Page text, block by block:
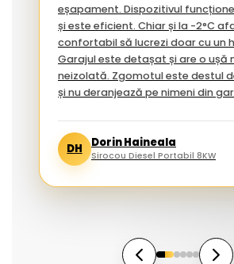
eșapament. Dispozitivul
și este eficient. Chiar și la -2°C
confortabil să lucrezi doar cu un hanorac.
Garajul este detașat și are o ușă
neizolată. Zgomotul este destul
și nu deranjează pe nimeni din
DH Dorin Haineala
Sirocou Diesel Portabil 8KW